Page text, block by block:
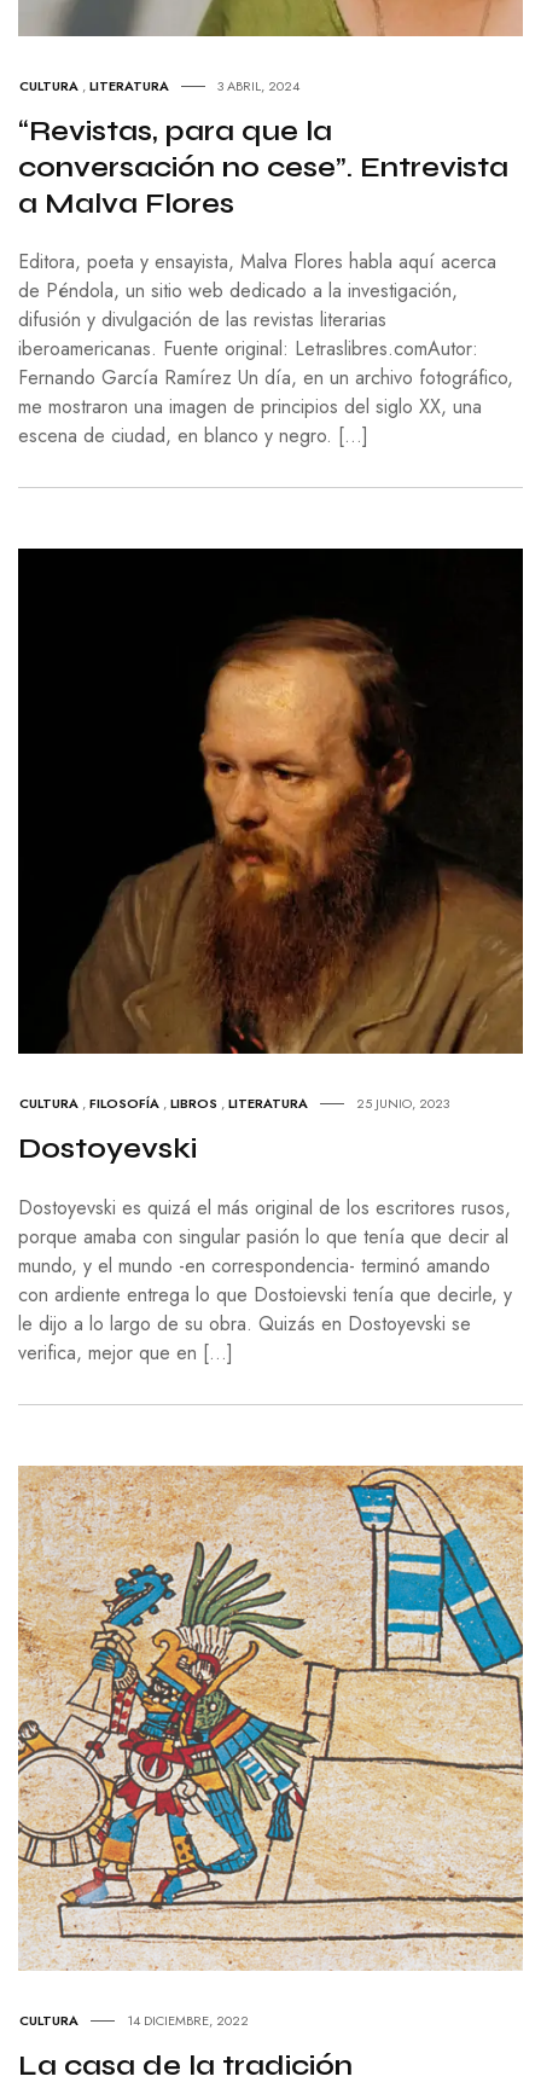
CULTURA ,LITERATURA 3 ABRIL, 2024
“Revistas, para que la
conversación no cese”. Entrevista
a Malva Flores
Editora, poeta y ensayista, Malva Flores habla aquí acerca
de Péndola, un sitio web dedicado a la investigación,
difusión y divulgación de las revistas literarias
iberoamericanas. Fuente original: Letraslibres.comAutor:
Fernando García Ramírez Un día, en un archivo fotográfico,
me mostraron una imagen de principios del siglo XX, una
escena de ciudad, en blanco y negro. […]
CULTURA ,FILOSOFÍA ,LIBROS ,LITERATURA 25 JUNIO, 2023
Dostoyevski
Dostoyevski es quizá el más original de los escritores rusos,
porque amaba con singular pasión lo que tenía que decir al
mundo, y el mundo -en correspondencia- terminó amando
con ardiente entrega lo que Dostoievski tenía que decirle, y
le dijo a lo largo de su obra. Quizás en Dostoyevski se
verifica, mejor que en […]
CULTURA 14 DICIEMBRE, 2022
La casa de la tradición